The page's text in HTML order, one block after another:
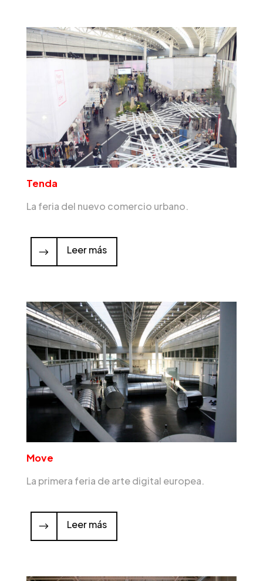
Tenda
La feria del nuevo comercio urbano.
Leer más
Move
La primera feria de arte digital europea.
Leer más